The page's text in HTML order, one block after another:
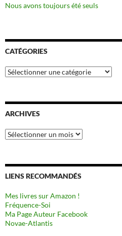
Nous avons toujours été seuls
CATÉGORIES
Catégories
ARCHIVES
Archives
LIENS RECOMMANDÉS
Mes livres sur Amazon !
Fréquence-Soi
Ma Page Auteur Facebook
Novae-Atlantis